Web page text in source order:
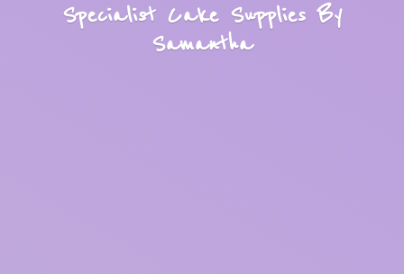
Specialist Cake SuppliesBy
Samantha